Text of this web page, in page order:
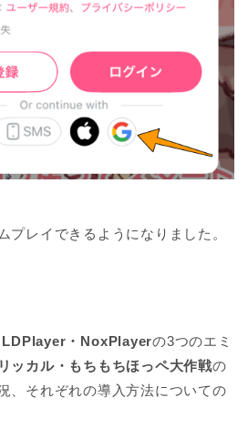
プレイできるようになりました。
・NoxPlayerの3つのエミ
ッカル・もちもちほっペ大作戦の
、それぞれの導入方法についての